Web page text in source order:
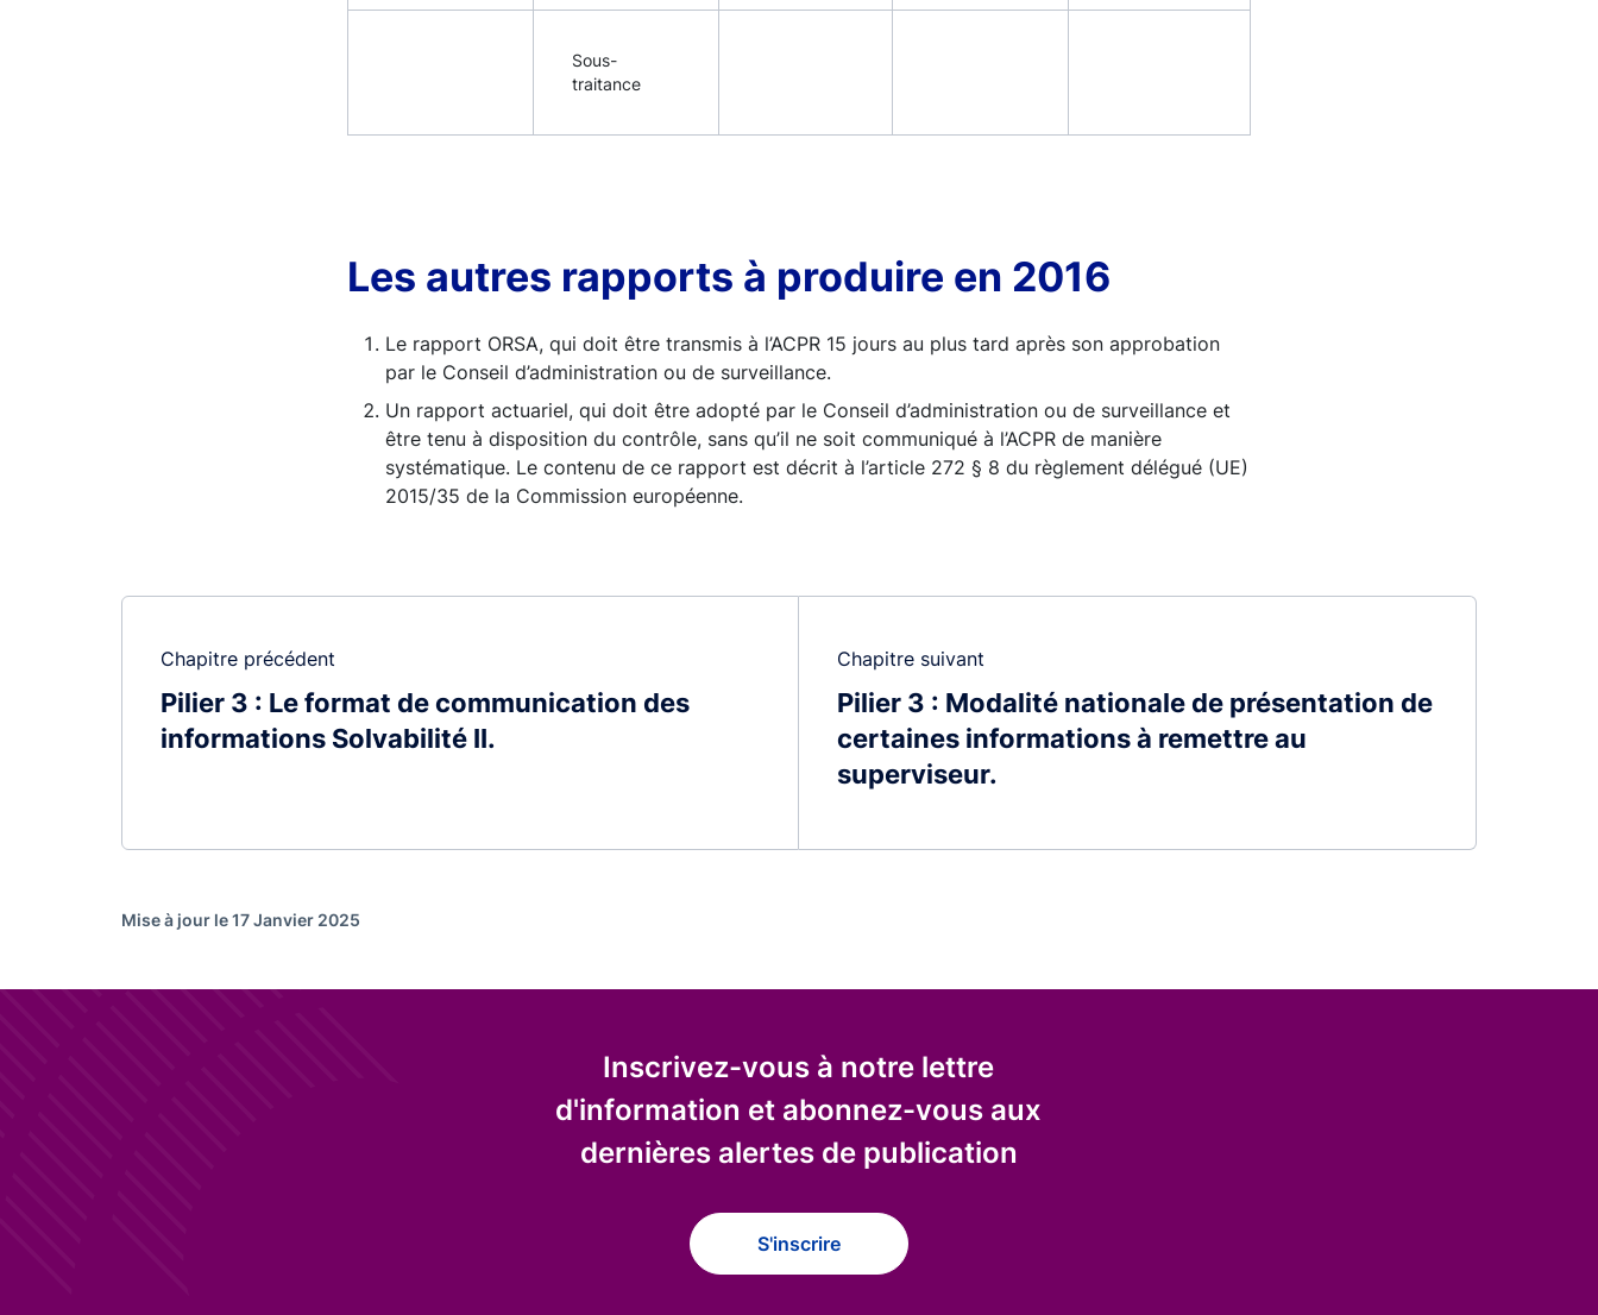
Sous-
traitance
Les autres rapports à produire en 2016
Le rapport ORSA, qui doit être transmis à l’ACPR 15 jours au plus tard après son approbation
par le Conseil d’administration ou de surveillance.
Un rapport actuariel, qui doit être adopté par le Conseil d’administration ou de surveillance et
être tenu à disposition du contrôle, sans qu’il ne soit communiqué à l’ACPR de manière
systématique. Le contenu de ce rapport est décrit à l’article 272 § 8 du règlement délégué (UE)
2015/35 de la Commission européenne.
Chapitre précédent
Pilier 3 : Le format de communication des
informations Solvabilité II
Chapitre suivant
Pilier 3 : Modalité nationale de présentation de
certaines informations à remettre au
superviseur
Mise à jour le 17 Janvier 2025
Inscrivez-vous à notre lettre
d'information et abonnez-vous aux
dernières alertes de publication
S'inscrire